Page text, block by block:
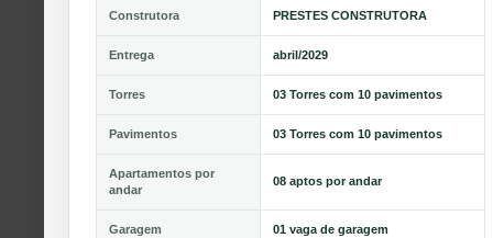
Construtora PRESTES CONSTRUTORA
Entrega abril/2029
Torres 03 Torres com 10 pavimentos
Pavimentos 03 Torres com 10 pavimentos
Apartamentos por
andar
08 aptos por andar
Garagem 01 vaga de garagem